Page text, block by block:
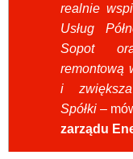
realnie
Usług
Sopot
remontową
i
Spółki –
zarządu